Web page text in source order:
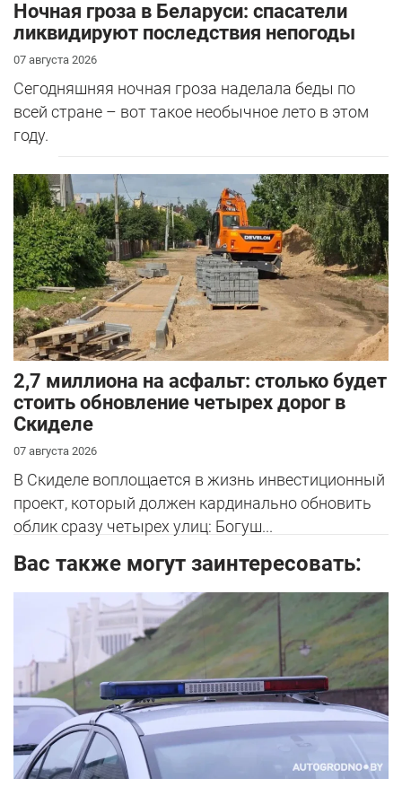
Ночная гроза в Беларуси: спасатели
ликвидируют последствия непогоды
07 августа 2026
Сегодняшняя ночная гроза наделала беды по
всей стране – вот такое необычное лето в этом
году.
2,7 миллиона на асфальт: столько будет
стоить обновление четырех дорог в
Скиделе
07 августа 2026
В Скиделе воплощается в жизнь инвестиционный
проект, который должен кардинально обновить
облик сразу четырех улиц: Богуш...
Вас также могут заинтересовать: